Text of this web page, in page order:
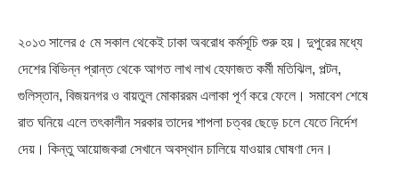
২০১৩ সালের ৫ মে সকাল থেকেই ঢাকা অবরোধ কর্মসূচি শুরু হয়। দুপুরের মধ্যে
দেশের বিভিন্ন প্রান্ত থেকে আগত লাখ লাখ হেফাজত কর্মী মতিঝিল, পল্টন,
গুলিস্তান, বিজয়নগর ও বায়তুল মোকাররম এলাকা পূর্ণ করে ফেলে। সমাবেশ শেষে
রাত ঘনিয়ে এলে তৎকালীন সরকার তাদের শাপলা চত্বর ছেড়ে চলে যেতে নির্দেশ
দেয়। কিন্তু আয়োজকরা সেখানে অবস্থান চালিয়ে যাওয়ার ঘোষণা দেন।